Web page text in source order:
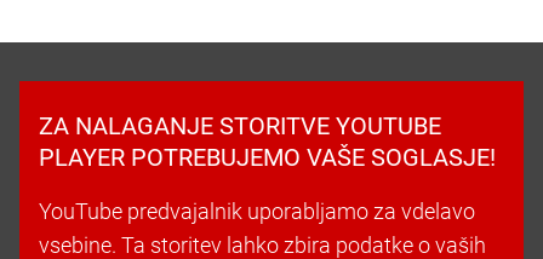
ZA NALAGANJE STORITVE YOUTUBE
PLAYER POTREBUJEMO VAŠE SOGLASJE!
YouTube predvajalnik uporabljamo za vdelavo
vsebine. Ta storitev lahko zbira podatke o vaših